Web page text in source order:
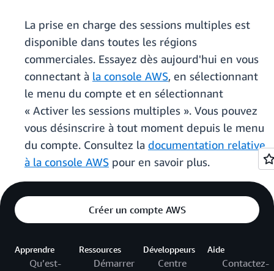
La prise en charge des sessions multiples est
disponible dans toutes les régions
commerciales. Essayez dès aujourd'hui en vous
connectant à la console AWS, en sélectionnant
le menu du compte et en sélectionnant
« Activer les sessions multiples ». Vous pouvez
vous désinscrire à tout moment depuis le menu
du compte. Consultez la documentation relative
à la console AWS pour en savoir plus.
Créer un compte AWS
Apprendre
Qu’est-
Ressources
Démarrer
Développeurs
Centre
Aide
Contactez-